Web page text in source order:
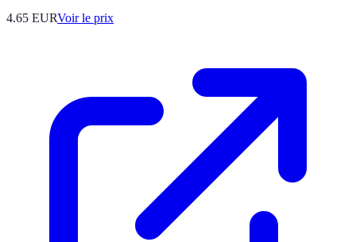
4.65 EURVoir le prix